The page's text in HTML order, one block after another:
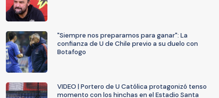
"Siempre nos preparamos para ganar": La
confianza de U de Chile previo a su duelo con
Botafogo
VIDEO | Portero de U Católica protagonizó tenso
momento con los hinchas en el Estadio Santa